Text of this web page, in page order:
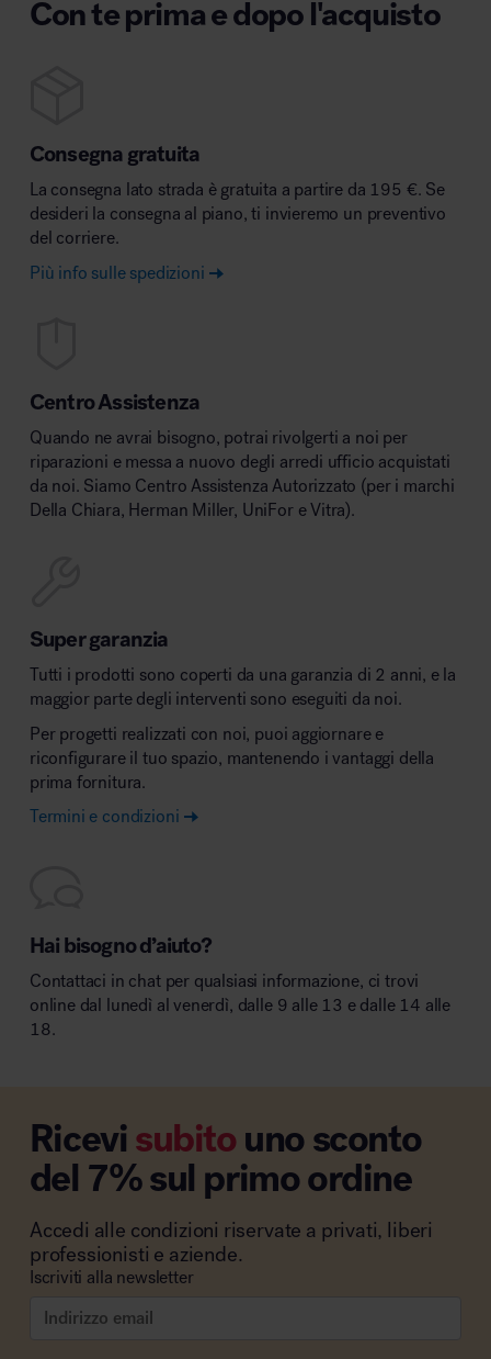
Con te prima e dopo l'acquisto
Consegna gratuita
La consegna lato strada è gratuita a partire da 195 €. Se
desideri la consegna al piano, ti invieremo un preventivo
del corriere.
Più info sulle spedizioni
Centro Assistenza
Quando ne avrai bisogno, potrai rivolgerti a noi per
riparazioni e messa a nuovo degli arredi ufficio acquistati
da noi. Siamo Centro Assistenza Autorizzato (per i marchi
Della Chiara, Herman Miller, UniFor e Vitra).
Super garanzia
Tutti i prodotti sono coperti da una garanzia di 2 anni, e la
maggior parte degli interventi sono eseguiti da noi.
Per progetti realizzati con noi, puoi aggiornare e
riconfigurare il tuo spazio, mantenendo i vantaggi della
prima fornitura.
Termini e condizioni
Hai bisogno d’aiuto?
Contattaci in chat per qualsiasi informazione, ci trovi
online dal lunedì al venerdì, dalle 9 alle 13 e dalle 14 alle
18.
Ricevisubitouno sconto
del 7% sul primo ordine
Accedi alle condizioni riservate a privati, liberi
professionisti e aziende.
Iscriviti alla newsletter